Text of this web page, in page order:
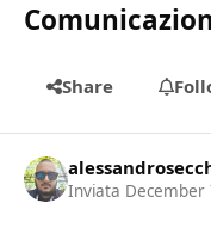
Share
Inviata December